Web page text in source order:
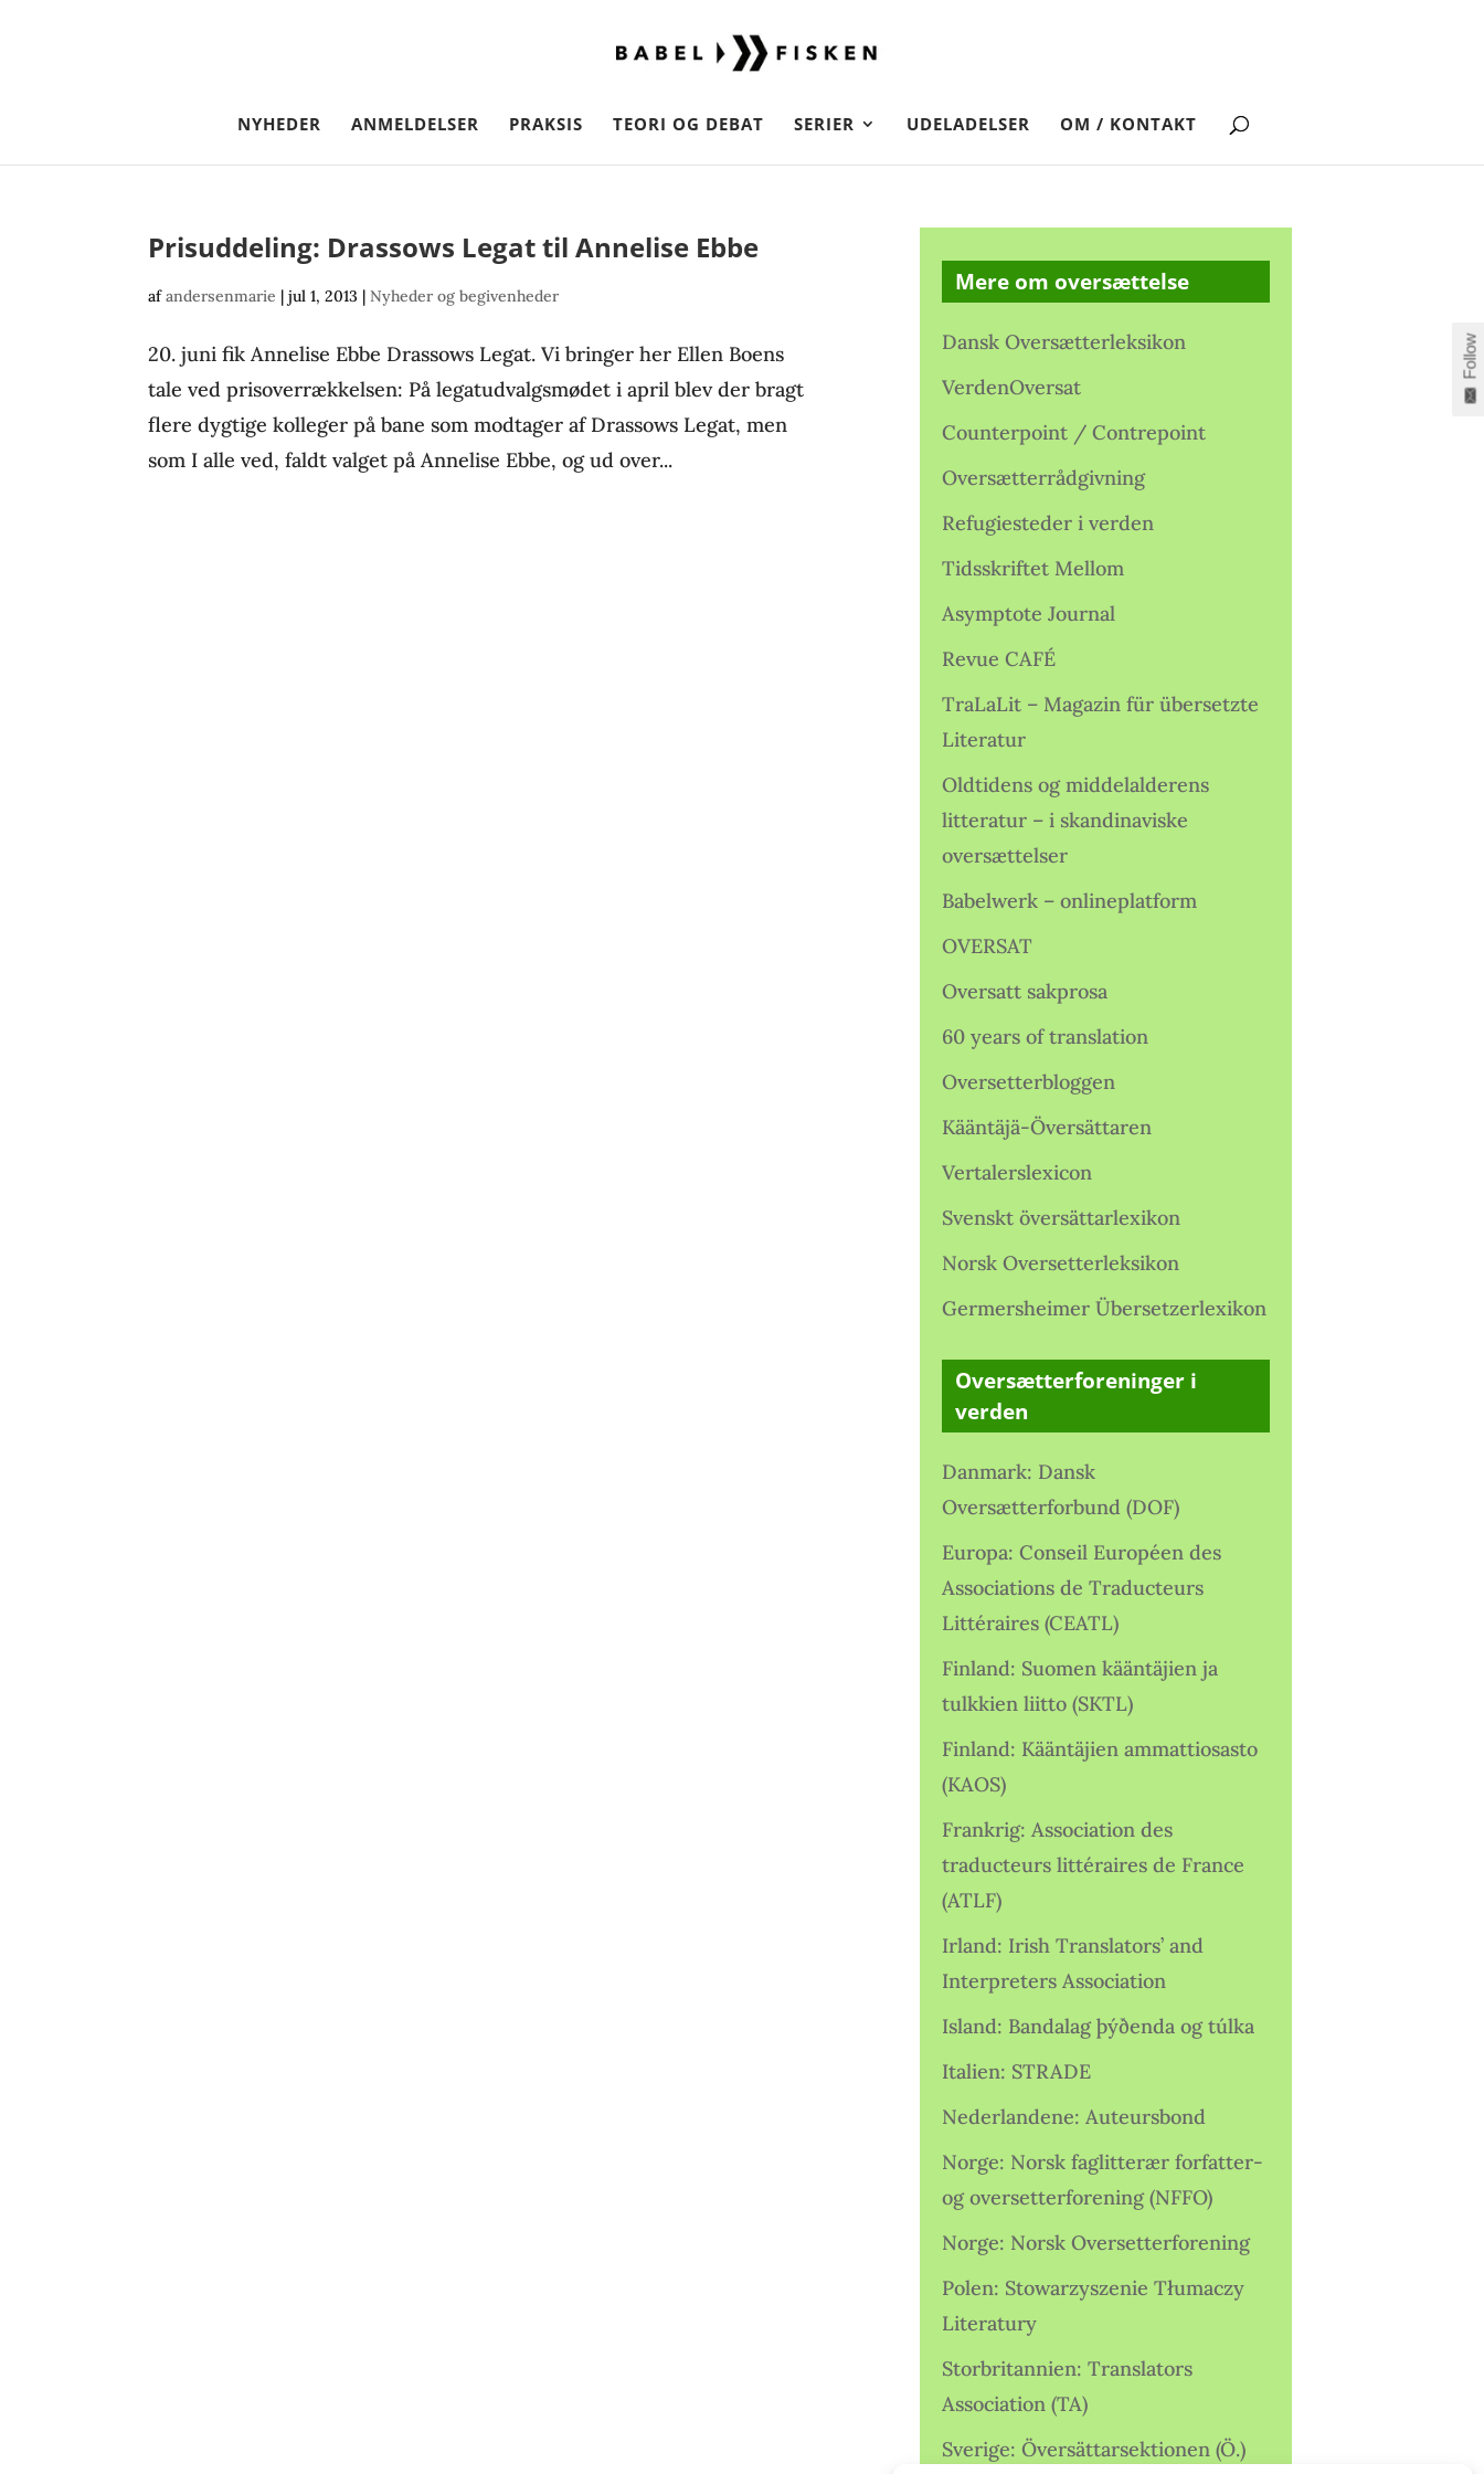
NYHEDER ANMELDELSER PRAKSIS TEORI OG DEBAT SERIER UDELADELSER OM / KONTAKT
Prisuddeling: Drassows Legat til Annelise Ebbe
afandersenmarie |jul 1, 2013 |Nyheder og begivenheder
20. juni fik Annelise Ebbe Drassows Legat. Vi bringer her Ellen Boens
tale ved prisoverrækkelsen: På legatudvalgsmødet i april blev der bragt
flere dygtige kolleger på bane som modtager af Drassows Legat, men
som I alle ved, faldt valget på Annelise Ebbe, og ud over...
Mere om oversættelse
Dansk Oversætterleksikon
VerdenOversat
Counterpoint / Contrepoint
Oversætterrådgivning
Refugiesteder i verden
Tidsskriftet Mellom
Asymptote Journal
Revue CAFÉ
TraLaLit – Magazin für übersetzte
Literatur
Oldtidens og middelalderens
litteratur – i skandinaviske
oversættelser
Babelwerk – onlineplatform
OVERSAT
Oversatt sakprosa
60 years of translation
Oversetterbloggen
Kääntäjä-Översättaren
Vertalerslexicon
Svenskt översättarlexikon
Norsk Oversetterleksikon
Germersheimer Übersetzerlexikon
Oversætterforeninger i
verden
Danmark: Dansk
Oversætterforbund (DOF)
Europa: Conseil Européen des
Associations de Traducteurs
Littéraires (CEATL)
Finland: Suomen kääntäjien ja
tulkkien liitto (SKTL)
Finland: Kääntäjien ammattiosasto
(KAOS)
Frankrig: Association des
traducteurs littéraires de France
(ATLF)
Irland: Irish Translators’ and
Interpreters Association
Island: Bandalag þýðenda og túlka
Italien: STRADE
Nederlandene: Auteursbond
Norge: Norsk faglitterær forfatter-
og oversetterforening (NFFO)
Norge: Norsk Oversetterforening
Polen: Stowarzyszenie Tłumaczy
Literatury
Storbritannien: Translators
Association (TA)
Sverige: Översättarsektionen (Ö.)
Follow